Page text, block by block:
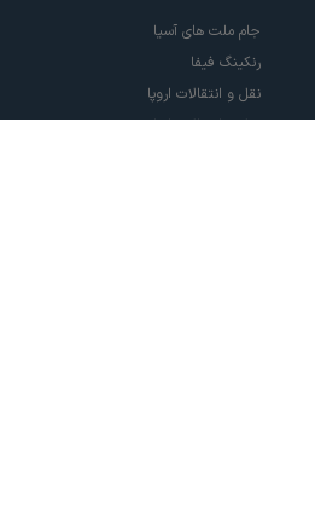
جام ملت های آسیا
رنکینگ فیفا
نقل و انتقالات اروپا
نقل و انتقالات ایران